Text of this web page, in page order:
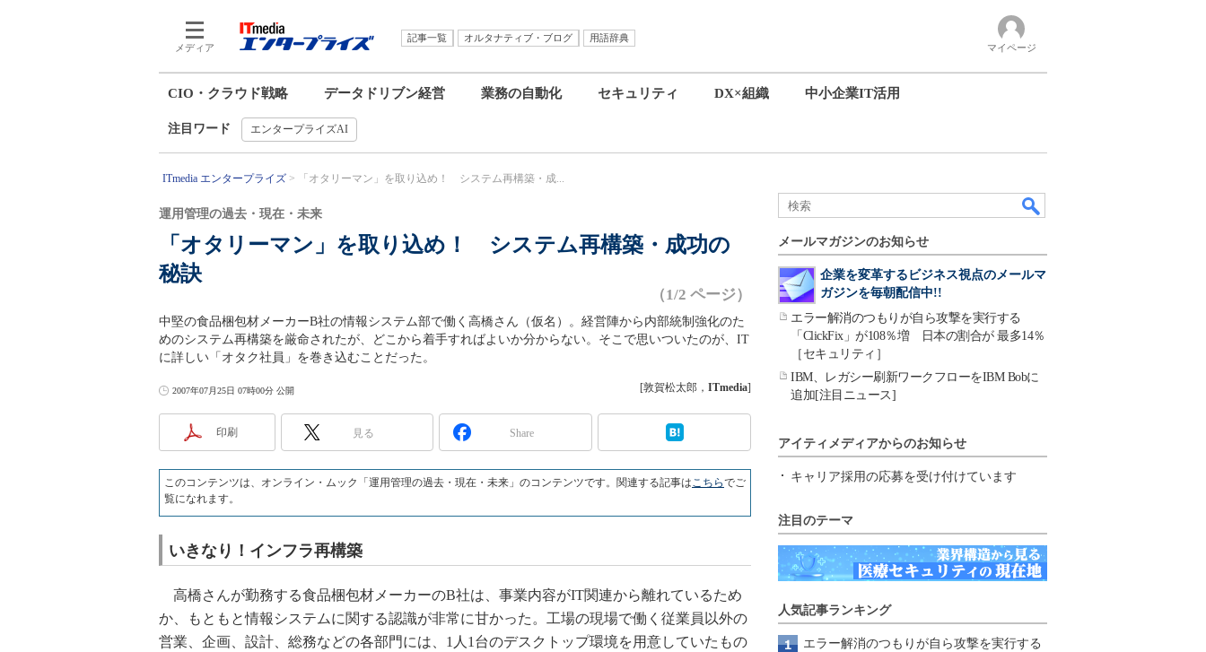
メディア
記事一覧 オルタナティブ・ブログ
用語辞典
マイページ
CIO・クラウド戦略 データドリブン経営 業務の自動化 セキュリティ DX×組織 中小企業IT活用
注目ワード エンタープライズAI
ITmedia エンタープライズ 「オタリーマン」を取り込め！ システム再構築・成...
「オタリーマン」を取り込め！ システム再構築・成功の
秘訣
運用管理の過去・現在・未来
（1/2 ページ）
中堅の食品梱包材メーカーB社の情報システム部で働く高橋さん（仮名）。経営陣から内部統制強化のた
めのシステム再構築を厳命されたが、どこから着手すればよいか分からない。そこで思いついたのが、IT
に詳しい「オタク社員」を巻き込むことだった。
2007年07月25日 07時00分 公開 [敦賀松太郎， ITmedia]
印刷 見る Share
このコンテンツは、オンライン・ムック「運用管理の過去・現在・未来」のコンテンツです。関連する記事はこちらでご
覧になれます。
いきなり！インフラ再構築
高橋さんが勤務する食品梱包材メーカーのB社は、事業内容がIT関連から離れているため
か、もともと情報システムに関する認識が非常に甘かった。工場の現場で働く従業員以外の
営業、企画、設計、総務などの各部門には、1人1台のデスクトップ環境を用意していたもの
メールマガジンのお知らせ
企業を変革するビジネス視点のメールマ
ガジンを毎朝配信中!!
エラー解消のつもりが自ら攻撃を実行する
「ClickFix」が108％増 日本の割合が 最多14％
［セキュリティ］
IBM、レガシー刷新ワークフローをIBM Bobに
追加[注目ニュース]
アイティメディアからのお知らせ
キャリア採用の応募を受け付けています
注目のテーマ
人気記事ランキング
エラー解消のつもりが自ら攻撃を実行する